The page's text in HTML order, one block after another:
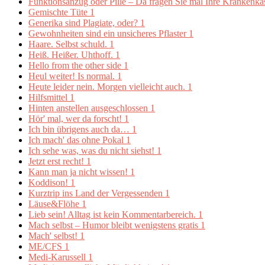
Gemischte Tüte 1
Generika sind Plagiate, oder? 1
Gewohnheiten sind ein unsicheres Pflaster 1
Haare. Selbst schuld. 1
Heiß. Heißer. Uhthoff. 1
Hello from the other side 1
Heul weiter! Is normal. 1
Heute leider nein. Morgen vielleicht auch. 1
Hilfsmittel 1
Hinten anstellen ausgeschlossen 1
Hör' mal, wer da forscht! 1
Ich bin übrigens auch da… 1
Ich mach' das ohne Pokal 1
Ich sehe was, was du nicht siehst! 1
Jetzt erst recht! 1
Kann man ja nicht wissen! 1
Koddison! 1
Kurztrip ins Land der Vergessenden 1
Läuse&Flöhe 1
Lieb sein! Alltag ist kein Kommentarbereich. 1
Mach selbst – Humor bleibt wenigstens gratis 1
Mach' selbst! 1
ME/CFS 1
Medi-Karussell 1